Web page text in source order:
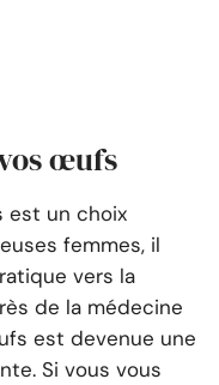
œufs
est un choix
femmes, il
vers la
de la médecine
est devenue une
Si vous vous